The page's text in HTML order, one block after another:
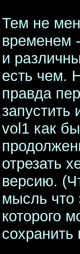
Тем не
временем
и
есть чем.
правда
запустить
vol1 как
отрезать
версию.
мысль что
которого
сохранить